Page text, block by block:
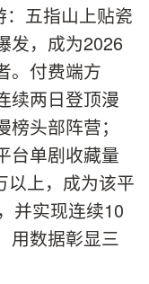
五指山上贴瓷
发，成为2026
。付费端方
续两日登顶漫
头部阵营；
台单剧收藏量
以上，成为该平
并实现连续10
用数据彰显三